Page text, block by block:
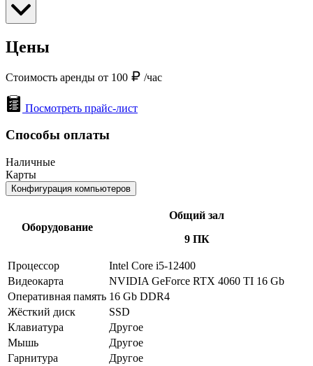
Цены
Стоимость аренды от 100 /час
Посмотреть прайс-лист
Способы оплаты
Наличные
Карты
Конфигурация компьютеров
Оборудование
Общий зал
9 ПК
Процессор
Intel Core i5-12400
Видеокарта
NVIDIA GeForce RTX 4060 TI 16 Gb
Оперативная память 16 Gb DDR4
Жёсткий диск
SSD
Клавиатура
Другое
Мышь
Другое
Гарнитура
Другое